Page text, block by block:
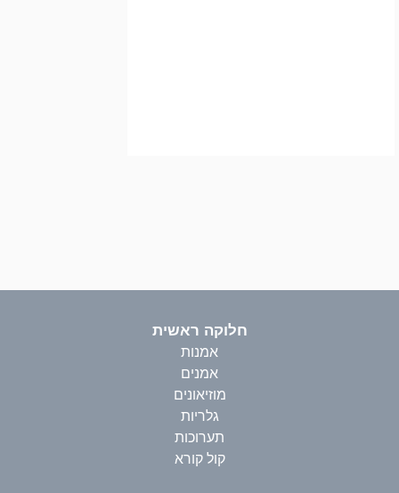
חלוקה ראשית
אמנות
אמנים
מוזיאונים
גלריות
תערוכות
קול קורא